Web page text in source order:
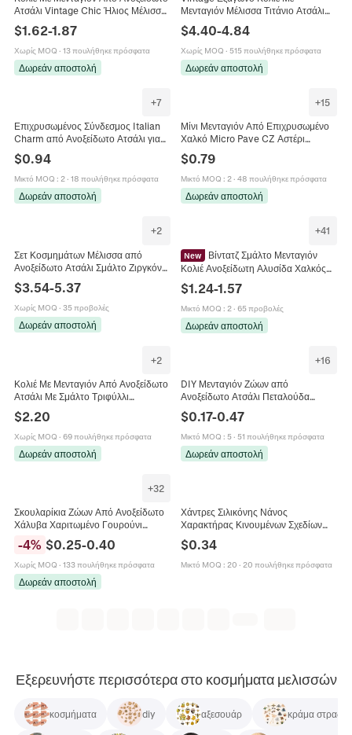
Ατσάλι Vintage Chic Ήλιος Μέλισσα
Κοσμήματα Για Γυναίκες
$1.62-1.87
Χωρίς MOQ · 13 πουλήθηκε πρόσφατα
Δωρεάν αποστολή
Μενταγιόν Μέλισσα Τιτάνιο Ατσάλι
Σύνθετη Πέτρα Ρετρό
$4.40-4.84
Χωρίς MOQ · 515 πουλήθηκε πρόσφατα
Δωρεάν αποστολή
+7
Επιχρυσωμένος Σύνδεσμος Italian
Charm από Ανοξείδωτο Ατσάλι για
DIY Βραχιόλι Μέλισσα Γάτα Ζώο
Επιστήμη Πόκερ Κοσμήματα
$0.94
Μικτό MOQ : 2· 18 πουλήθηκε πρόσφατα
Δωρεάν αποστολή
+15
Μίνι Μενταγιόν Από Επιχρυσωμένο
Χαλκό Micro Pave CZ Αστέρι
Φεγγάρι Μέλισσα Μάτι Χέρι Της
Φατιμά Charms Για DIY Κοσμήματα
Αξεσουάρ
$0.79
Μικτό MOQ : 2· 48 πουλήθηκε πρόσφατα
Δωρεάν αποστολή
+2
Σετ Κοσμημάτων Μέλισσα από
Ανοξείδωτο Ατσάλι Σμάλτο Ζιργκόν
Δαχτυλίδι Λουλούδι
$3.54-5.37
Χωρίς MOQ · 35 προβολές
Δωρεάν αποστολή
+41
New
Βίντατζ Σμάλτο Μενταγιόν
Κολιέ Ανοξείδωτη Αλυσίδα Χαλκός
Άγγελος Κοχύλι Μοτίβο Μόδα
Κοσμήματα Γυναικεία
$1.24-1.57
Μικτό MOQ : 2· 65 προβολές
Δωρεάν αποστολή
+2
Κολιέ Με Μενταγιόν Από Ανοξείδωτο
Ατσάλι Με Σμάλτο Τριφύλλι
Πασχαλίτσα Μέλισσα Μαργαρίτα
Καρδιά Μόδα Κοσμήματα Γυναικεία
$2.20
Χωρίς MOQ · 69 πουλήθηκε πρόσφατα
Δωρεάν αποστολή
+16
DIY Μενταγιόν Ζώων από
Ανοξείδωτο Ατσάλι Πεταλούδα
Μέλισσα Χελώνα Παγώνι
Κουκουβάγια Λύκος Δελφίνι Γούρια
για Αξεσουάρ Κατασκευής
Κοσμημάτων
$0.17-0.47
Μικτό MOQ : 5· 51 πουλήθηκε πρόσφατα
Δωρεάν αποστολή
+32
Σκουλαρίκια Ζώων Από Ανοξείδωτο
Χάλυβα Χαριτωμένο Γουρούνι
Ελέφαντας Μέλισσα Πουλί
Καρχαρίας Δελφίνι Κοσμήματα
-4% $0.25-0.40
Χωρίς MOQ · 133 πουλήθηκε πρόσφατα
Δωρεάν αποστολή
Χάντρες Σιλικόνης Νάνος
Χαρακτήρας Κινουμένων Σχεδίων
Λουλούδι Μέλισσα Πεταλούδα 3D
Χάντρες Για DIY Κατασκευή
Κοσμημάτων Βραχιόλι Διακόσμηση
$0.34
Μικτό MOQ : 20 · 20 πουλήθηκε πρόσφατα
Εξερευνήστε περισσότερα στο κοσμήματα μελισσών
κοσμήματα diy αξεσουάρ κράμα στρας